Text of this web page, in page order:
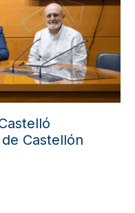
Castellón